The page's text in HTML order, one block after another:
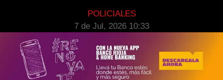
POLICIALES
7 de Jul, 2026 10:33